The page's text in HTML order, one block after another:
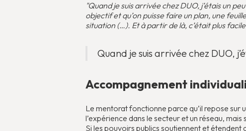
"Quand je suis arrivée chez DUO, j’étais un
objectif et qu’on puisse faire un plan, une
situation (…). Et à partir de là, c’était plus
Quand je suis arrivée chez DUO,
Accompagnement
Le mentorat fonctionne parce qu’il repose sur
l’expérience dans le secteur et un réseau,
Si les pouvoirs publics soutiennent et